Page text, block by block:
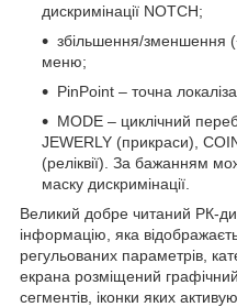
дискримінації NOTCH;
збільшення/зменшення
меню;
PinPoint – точна
MODE – циклічний
JEWERLY (прикраси),
(реліквії). За бажанням
маску дискримінації.
Великий добре читаний РК-
інформацію, яка
регульованих параметрів,
екрана розміщений
сегментів, іконки яких